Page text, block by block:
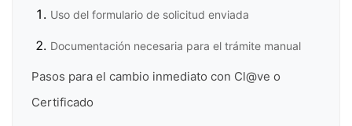
Uso del formulario de solicitud enviada
Documentación necesaria para el trámite manual
Pasos para el cambio inmediato con Cl@ve o
Certificado